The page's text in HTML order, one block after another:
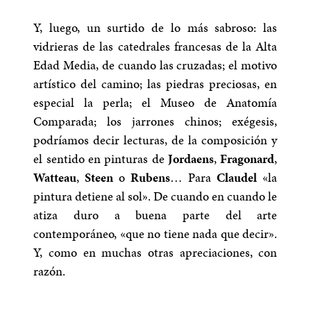
Y, luego, un surtido de lo más sabroso: las
vidrieras de las catedrales francesas de la Alta
Edad Media, de cuando las cruzadas; el motivo
artístico del camino; las piedras preciosas, en
especial la perla; el Museo de Anatomía
Comparada; los jarrones chinos; exégesis,
podríamos decir lecturas, de la composición y
el sentido en pinturas de Jordaens,Fragonard,
Watteau,Steen oRubens… ParaClaudel «la
pintura detiene al sol». De cuando en cuando le
atiza duro a buena parte del arte
contemporáneo, «que no tiene nada que decir».
Y, como en muchas otras apreciaciones, con
razón.